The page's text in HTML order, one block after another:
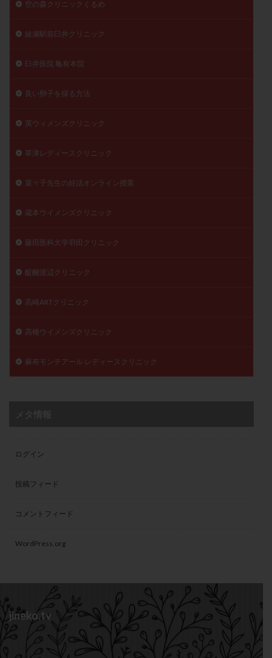
空の森クリニックくるめ
綾瀬駅前臼井クリニック
臼井医院 亀有本院
良い卵子を採る方法
英ウィメンズクリニック
草津レディースクリニック
菜々子先生の妊活オンライン授業
蔵本ウイメンズクリニック
藤田医科大学羽田クリニック
醍醐渡辺クリニック
高崎ARTクリニック
高橋ウイメンズクリニック
麻布モンテアール レディースクリニック
ログイン
投稿フィード
コメントフィード
WordPress.org
jineko.tv